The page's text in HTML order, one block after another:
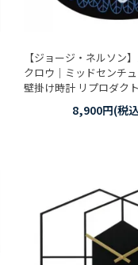
【ジョージ・ネルソン
クロウ｜ミッドセンチ
壁掛け時計 リプロダクト
8,900円(税